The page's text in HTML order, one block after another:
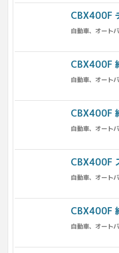
CBX400F
自動車、オート
CBX400F
自動車、オート
CBX400F
自動車、オート
CBX400F
自動車、オート
CBX400F
自動車、オート